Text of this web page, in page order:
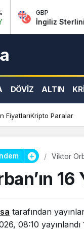
Sterlini 64,22 TRY
DÖVIZ ALTIN
FiyatlarıKripto Paralar
Viktor
16
tarafından
08:10 yayınlandı